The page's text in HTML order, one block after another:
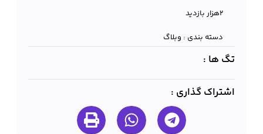
۲هزار بازدید
دسته بندی : وبلاگ
تگ ها :
اشتراک گذاری :